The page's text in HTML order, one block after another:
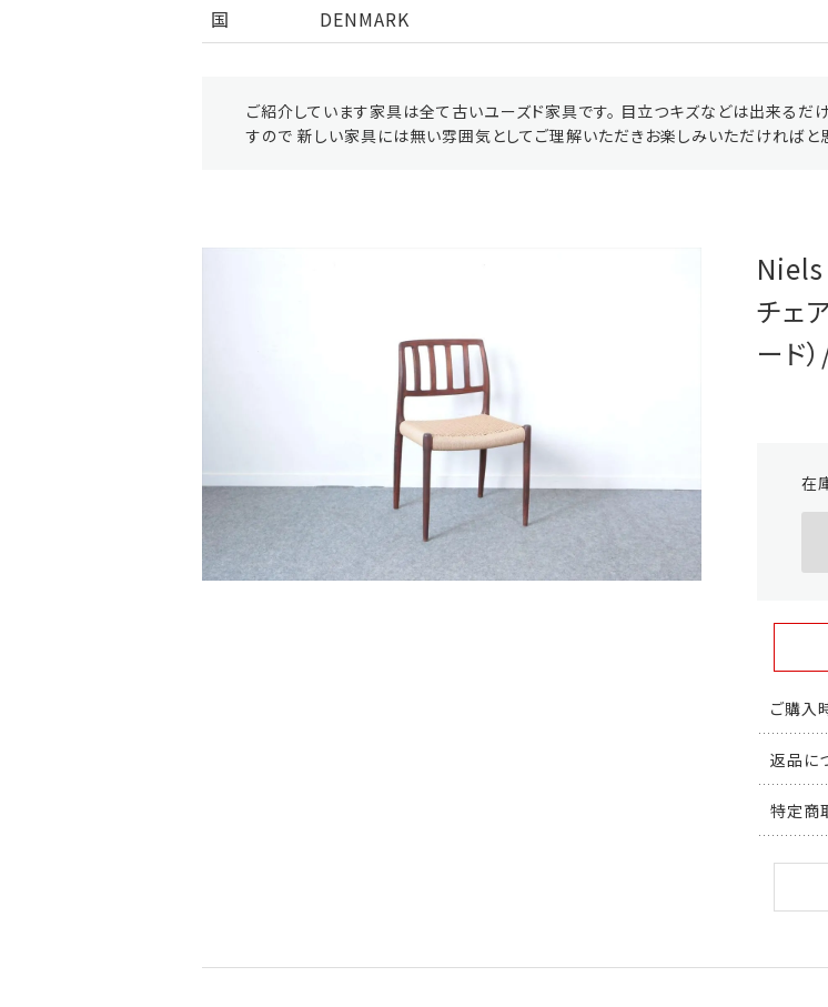
国
DENMARK
ご紹介しています家具は全て古いユーズド家具です。 目立つキズなどは出来るだ
すので 新しい家具には無い雰囲気としてご理解いただきお楽しみいただければと
Niels
チェ
ード
在
ご購入
返品に
特定商